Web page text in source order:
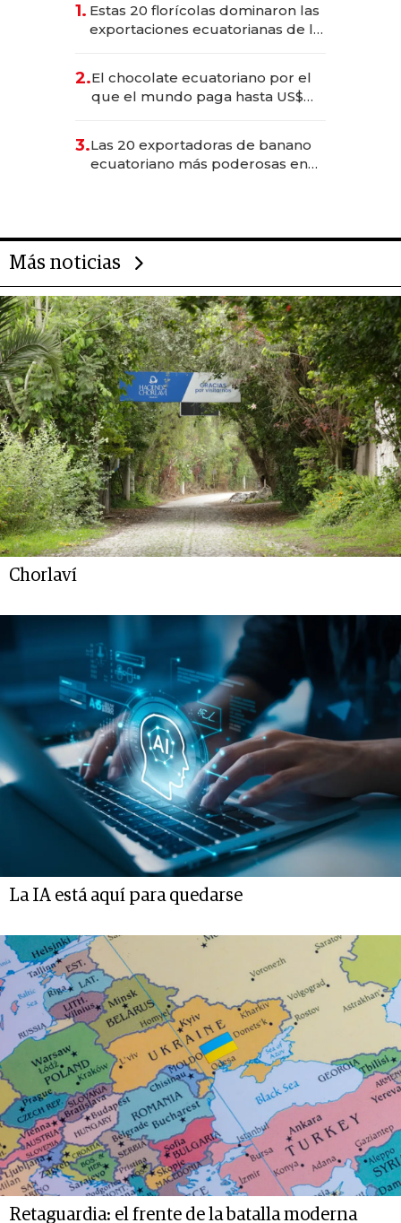
1. Estas 20 florícolas dominaron las
exportaciones ecuatorianas de la
2.El chocolate ecuatoriano por el
que el mundo paga hasta US$
3.Las 20 exportadoras de banano
ecuatoriano más poderosas en
Más noticias
Chorlaví
La IA está aquí para quedarse
Retaguardia: el frente de la batalla moderna